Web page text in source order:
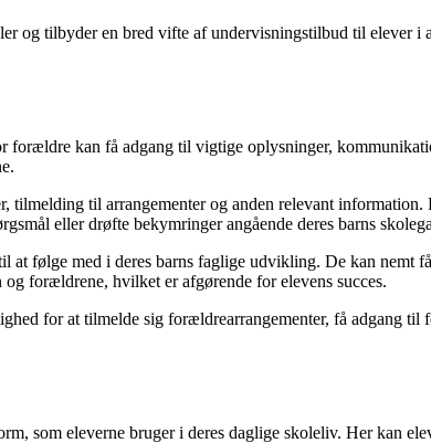
og tilbyder en bred vifte af undervisningstilbud til elever
kan få adgang til vigtige oplysninger,
tilmelding til arrangementer og anden relevant
eller drøfte bekymringer angående deres barns
følge med i deres barns faglige udvikling. De kan nemt
forældrene, hvilket er afgørende for elevens succes.
for at tilmelde sig forældrearrangementer, få adgang
som eleverne bruger i deres daglige skoleliv. Her kan